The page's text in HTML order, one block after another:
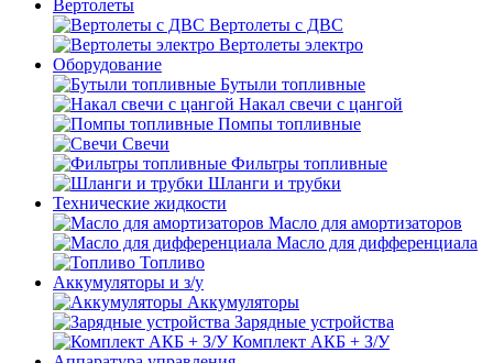
Вертолеты
Вертолеты с ДВС
Вертолеты электро
Оборудование
Бутыли топливные
Накал свечи с цангой
Помпы топливные
Свечи
Фильтры топливные
Шланги и трубки
Технические жидкости
Масло для амортизаторов
Масло для дифференциала
Топливо
Аккумуляторы и з/у
Аккумуляторы
Зарядные устройства
Комплект АКБ + З/У